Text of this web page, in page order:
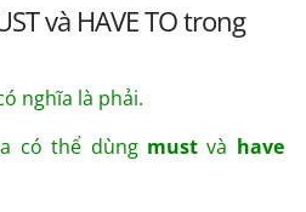
và HAVE TO trong
nghĩa là phải.
có thể dùng mustvà have